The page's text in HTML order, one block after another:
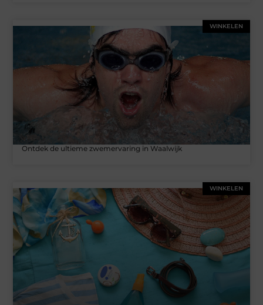
WINKELEN
Ontdek de ultieme zwemervaring in Waalwijk
WINKELEN